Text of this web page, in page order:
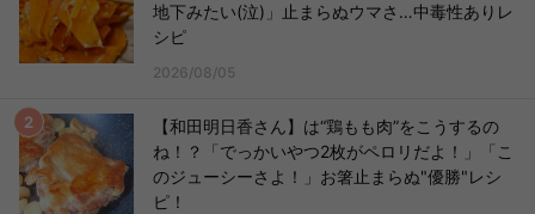
地下みたい(泣)」止まらぬウマさ…中毒性ありレ
シピ
2026/08/05
【和田明日香さん】は“鶏もも肉”をこうするの
ね！？「でっかいやつ2枚がペロリだよ！」「こ
のジューシーさよ！」お箸止まらぬ"優勝"レシ
ピ！